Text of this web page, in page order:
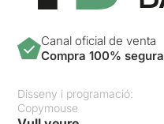
Canal oficial de venta
Compra 100% segura
Disseny i programació:
Copymouse